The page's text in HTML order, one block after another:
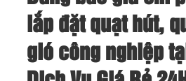
lắp đặt quạt hút,
gió công nghiệp